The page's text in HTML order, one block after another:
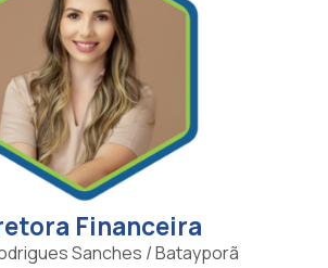
Financeira
Sanches / Batayporã